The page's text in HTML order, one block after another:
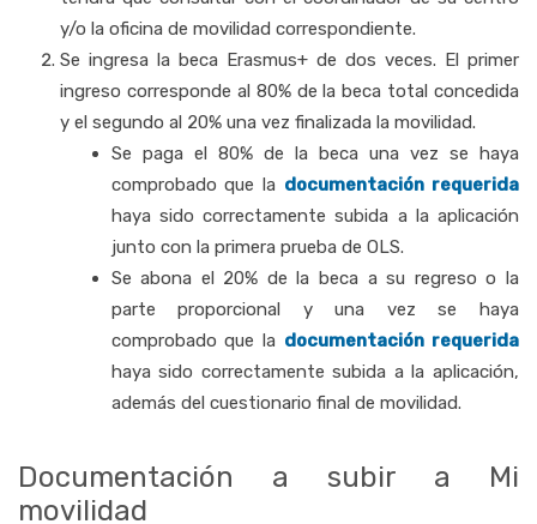
y/o la oficina de movilidad correspondiente.
Se ingresa la beca Erasmus+ de dos veces. El primer
ingreso corresponde al 80% de la beca total concedida
y el segundo al 20% una vez finalizada la movilidad.
Se paga el 80% de la beca una vez se haya
comprobado que la documentación requerida
haya sido correctamente subida a la aplicación
junto con la primera prueba de OLS.
Se abona el 20% de la beca a su regreso o la
parte proporcional y una vez se haya
comprobado que la documentación requerida
haya sido correctamente subida a la aplicación,
además del cuestionario final de movilidad.
Documentación a subir a Mi
movilidad